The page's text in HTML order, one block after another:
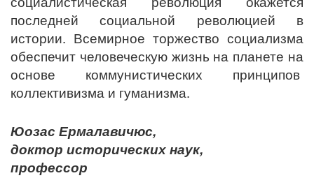
последней социальной революцией в
истории. Всемирное торжество социализма
обеспечит человеческую жизнь на планете на
основе коммунистических принципов
коллективизма и гуманизма.
Юозас Ермалавичюс,
доктор исторических наук,
профессор